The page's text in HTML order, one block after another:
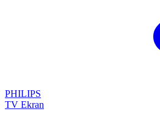
PHILIPS
TV Ekran